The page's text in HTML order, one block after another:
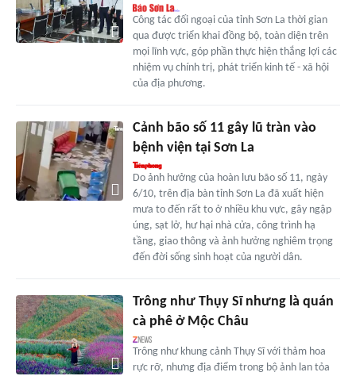
Công tác đối ngoại của tỉnh Sơn La thời gian
qua được triển khai đồng bộ, toàn diện trên
mọi lĩnh vực, góp phần thực hiện thắng lợi các
nhiệm vụ chính trị, phát triển kinh tế - xã hội
của địa phương.
Cảnh bão số 11 gây lũ tràn vào
bệnh viện tại Sơn La
Do ảnh hưởng của hoàn lưu bão số 11, ngày
6/10, trên địa bàn tỉnh Sơn La đã xuất hiện
mưa to đến rất to ở nhiều khu vực, gây ngập
úng, sạt lở, hư hại nhà cửa, công trình hạ
tầng, giao thông và ảnh hưởng nghiêm trọng
đến đời sống sinh hoạt của người dân.
Trông như Thụy Sĩ nhưng là quán
cà phê ở Mộc Châu
Trông như khung cảnh Thụy Sĩ với thảm hoa
rực rỡ, nhưng địa điểm trong bộ ảnh lan tỏa